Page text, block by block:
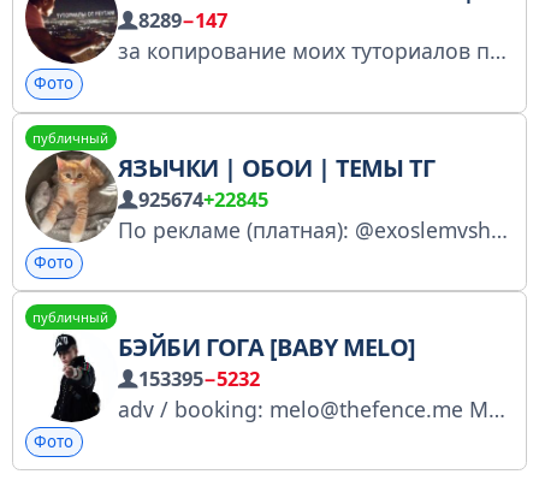
8289−147
за копирование моих туториалов публичное унижение
Фото
публичный
ЯЗЫЧКИ | ОБОИ | ТЕМЫ ТГ
925674+22845
По рекламе (платная): @exoslemvshkole1 Наш бот - @topshagi1_bot
Фото
публичный
БЭЙБИ ГОГА [BABY MELO]
153395−5232
adv / booking: melo@thefence.me MELO IS MELO - OUT NOW!!! https://www.twitch.tv/babymelo_22
Фото